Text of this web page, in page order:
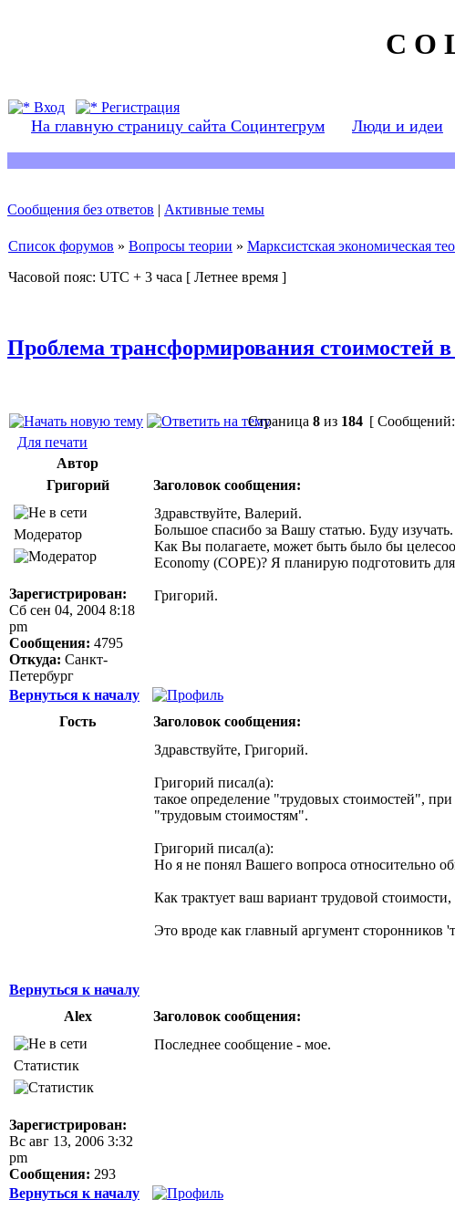
С О
Вход
Регистрация
На главную страницу сайта Социнтегрум Люди и идеи
Сообщения без ответов | Активные темы
Список форумов » Вопросы теории » Марксистская экономическая
Часовой пояс: UTC + 3 часа [ Летнее время ]
Проблема трансформирования стоимостей
Страница 8 из 184 [
Для печати
Автор
Григорий
Заголовок сообщения:
Модератор
Зарегистрирован:
Сб сен 04, 2004 8:18
pm
Сообщения: 4795
Откуда: Санкт-
Петербург
Здравствуйте, Валерий.
Большое спасибо за Вашу статью. Буду
Как Вы полагаете, может быть было бы
Economy (COPE)? Я планирую подготовить
Григорий.
Вернуться к началу
Гость
Заголовок сообщения:
Здравствуйте, Григорий.
Григорий писал(а):
такое определение "трудовых стоимостей",
"трудовым стоимостям".
Григорий писал(а):
Но я не понял Вашего вопроса относительно
Как трактует ваш вариант трудовой
Это вроде как главный аргумент сторонников
Вернуться к началу
Alex
Заголовок сообщения:
Статистик
Зарегистрирован:
Вс авг 13, 2006 3:32
pm
Сообщения: 293
Последнее сообщение - мое.
Вернуться к началу